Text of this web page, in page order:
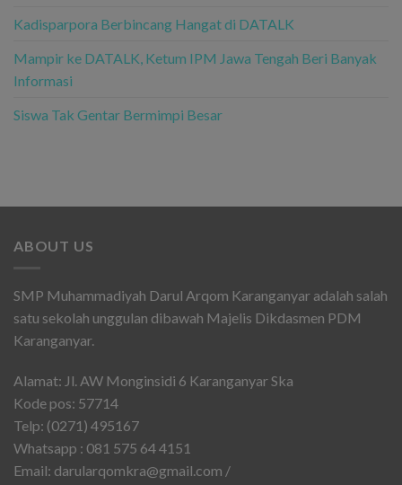
Kadisparpora Berbincang Hangat di DATALK
Mampir ke DATALK, Ketum IPM Jawa Tengah Beri Banyak
Informasi
Siswa Tak Gentar Bermimpi Besar
ABOUT US
SMP Muhammadiyah Darul Arqom Karanganyar adalah salah
satu sekolah unggulan dibawah Majelis Dikdasmen PDM
Karanganyar.
Alamat: Jl. AW Monginsidi 6 Karanganyar Ska
Kode pos: 57714
Telp: (0271) 495167
Whatsapp : 081 575 64 4151
Email: darularqomkra@gmail.com /